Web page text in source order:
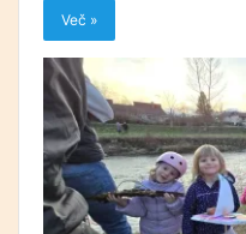
Več »